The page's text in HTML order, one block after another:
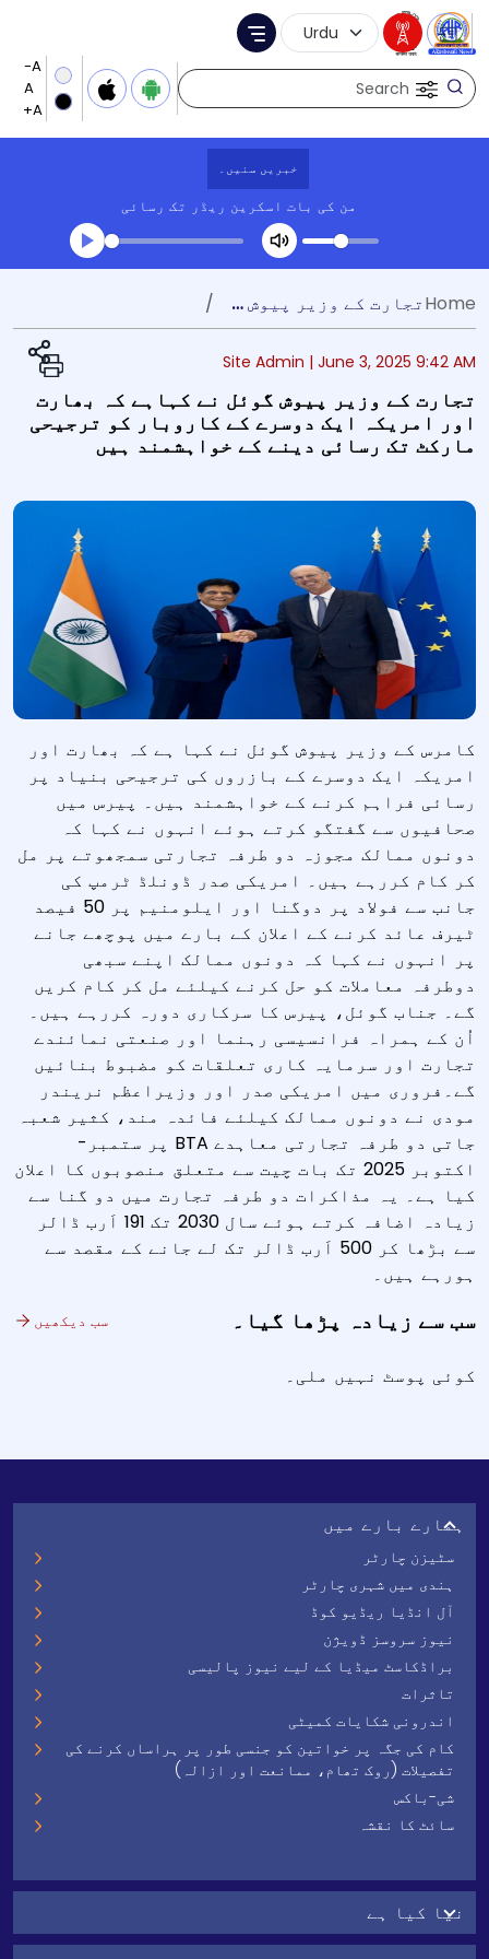
Search
Language Selection
Menu
خبریں سنیں۔
من کی بات اسکرین ریڈر تک رسائی
Transcript summary
کھیلیں آڈیو Home تجارت کے وزیر پیوش گوئل نے کہاہے کہ بھارت اور امریکہ ایک دوسرے کے کاروبار کو ترجیحی مارکٹ تک رسائی دینے کے خواہشمند ہیں
Site Admin | June 3, 2025 9:42 AM
تجارت کے وزیر پیوش گوئل نے کہاہے کہ بھارت
اور امریکہ ایک دوسرے کے کاروبار کو ترجیحی
مارکٹ تک رسائی دینے کے خواہشمند ہیں
کامرس کے وزیر پیوش گوئل نے کہا ہے کہ بھارت اور
امریکہ ایک دوسرے کے بازروں کی ترجیحی بنیاد پر
رسائی فراہم کرنے کے خواہشمند ہیں۔ پیرس میں
صحافیوں سے گفتگو کرتے ہوئے انہوں نے کہا کہ
دونوں ممالک مجوزہ دو طرفہ تجارتی سمجھوتے پر مل
کر کام کررہے ہیں۔ امریکی صدر ڈونلڈ ٹرمپ کی
جانب سے فولاد پر دوگنا اور ایلومنیم پر 50 فیصد
ٹیرف عائد کرنے کے اعلان کے بارے میں پوچھے جانے
پر انہوں نے کہا کہ دونوں ممالک اپنے سبھی
دوطرفہ معاملات کو حل کرنے کیلئے مل کر کام کریں
گے۔ جناب گوئل، پیرس کا سرکاری دورہ کررہے ہیں۔
اُن کے ہمراہ فرانسیسی رہنما اور صنعتی نمائندے
تجارت اور سرمایہ کاری تعلقات کو مضبوط بنائیں
گے۔فروری میں امریکی صدر اور وزیراعظم نریندر
مودی نے دونوں ممالک کیلئے فائدہ مند، کثیر شعبہ
جاتی دو طرفہ تجارتی معاہدے BTA پر ستمبر-
اکتوبر 2025 تک بات چیت سے متعلق منصوبوں کا اعلان
کیا ہے۔ یہ مذاکرات دو طرفہ تجارت میں دو گنا سے
زیادہ اضافہ کرتے ہوئے سال 2030 تک 191 اَرب ڈالر
سے بڑھا کر 500 اَرب ڈالر تک لے جانے کے مقصد سے
ہورہے ہیں۔
سب سے زیادہ پڑھا گیا۔ سب دیکھیں
کوئی پوسٹ نہیں ملی۔
ہمارے بارے میں
سٹیزن چارٹر
ہندی میں شہری چارٹر
آل انڈیا ریڈیو کوڈ
نیوز سروسز ڈویژن
براڈکاسٹ میڈیا کے لیے نیوز پالیسی
تاثرات
اندرونی شکایات کمیٹی
کام کی جگہ پر خواتین کو جنسی طور پر ہراساں کرنے کی
تفصیلات (روک تھام، ممانعت اور ازالہ)
شی-باکس
سائٹ کا نقشہ
نیا کیا ہے